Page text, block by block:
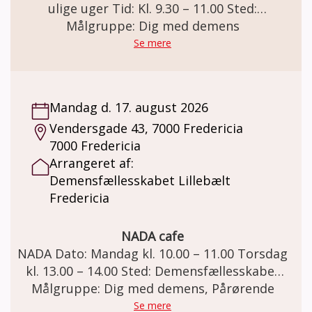
ulige uger Tid: Kl. 9.30 – 11.00 Sted:
Demensfællesskabet Lillebælt Annekset
Erritsø Bygade 85 A Erritsø, 7000 Fredericia
der mødes henholdsvis tirsdage, onsdage og
fredage i ulige uger. Deltagerne tilbydes et
forløb i en lukket gruppe i et ½ år ad
gangen. Vedligeholdende - CST sigter mod at
vedligeholde og styrke deltagernes kognitive
og sociale færdigheder. Nøgleprincipper
medinddragelse, morskab, relationer,
reminiscens, synspunkter og mening – frem
for fakta m.m. Pris: Deltagelse på holdet er
gratis. Der kan købes kaffe og the for kr. 20,-
Ved interesse kontakt Demensfællesskabet
Målgruppe: Dig med demens
Se mere
Mandag d. 17. august 2026
Vendersgade 43, 7000 Fredericia
7000 Fredericia
Arrangeret af:
Demensfællesskabet Lillebælt
Fredericia
NADA cafe
NADA Dato: Mandag kl. 10.00 – 11.00 Torsdag
kl. 13.00 – 14.00 Sted: Demensfællesskabet
Lillebælt. Vendersgade 43, 7000 Fredericia.
Demensteamet tilbyder NADA til mennesker
Målgruppe: Dig med demens, Pårørende
Se mere